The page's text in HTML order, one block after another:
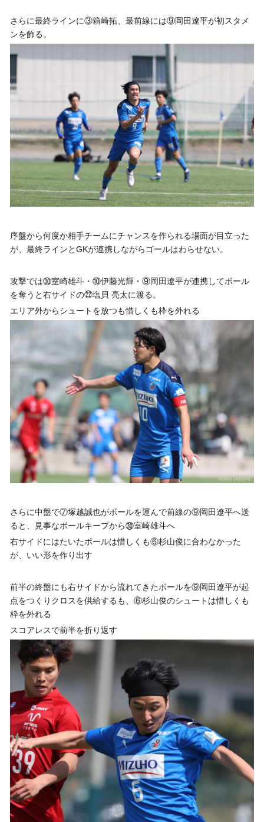
さらに最終ラインに③箱崎拓、最前線には⑨岡田遼平が初スタメ
ンを飾る。
序盤から何度か相手チームにチャンスを作られる場面が目立った
が、最終ラインとGKが連携しながらゴールはわらせない。
攻撃では㉚室崎雄斗・⑩伊藤光輝・⑨岡田遼平が連携してボール
を奪うと右サイドの㉒塩貝 亮太に渡る。
エリア外からシュートを放つも惜しくも枠を外れる
さらに中盤で⑦塚越誠也がボールを運んで前線の⑨岡田遼平へ送
ると、見事なボールキープから㉚室崎雄斗へ
右サイドにはたいたボールは惜しくも⑥杉山俊に合わなかった
が、いい形を作り出す
前半の終盤にも右サイドから流れてきたボールを⑨岡田遼平が起
点をつくりクロスを供給するも、⑥杉山俊のシュートは惜しくも
枠を外れる
スコアレスで前半を折り返す